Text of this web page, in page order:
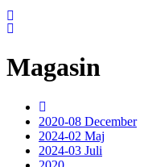
Magasin
2020-08 December
2024-02 Maj
2024-03 Juli